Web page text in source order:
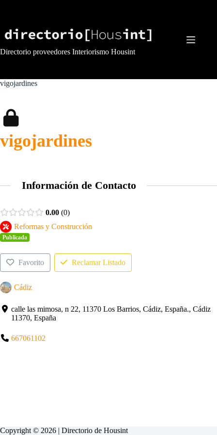
Directorio proveedores Interiorismo Housint
vigojardines
vigojardines
Información de Contacto
0.00 0
Reformas y Construcción
Publicada
Favorito Reclamar Listado
Cádiz
calle las mimosa, n 22, 11370 Los Barrios, Cádiz, España., Cádiz
11370, España
667061102
Copyright © 2026 | Directorio de Housint